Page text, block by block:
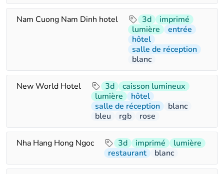
Nam Cuong Nam Dinh hotel 3d
imprimé
lumière
entrée
hôtel
salle de réception
blanc
New World Hotel 3d
caisson lumineux
lumière
hôtel
salle de réception
blanc
bleu
rgb rose
Nha Hang Hong Ngoc 3d imprimé
lumière
restaurant
blanc